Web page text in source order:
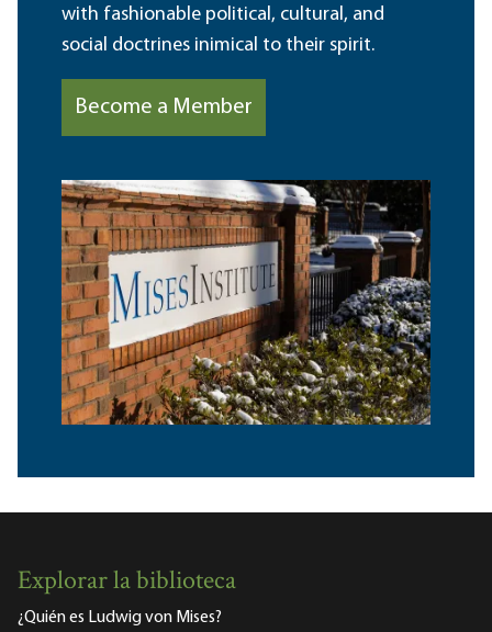
with fashionable political, cultural, and
social doctrines inimical to their spirit.
Become a Member
Explorar la biblioteca
¿Quién es Ludwig von Mises?